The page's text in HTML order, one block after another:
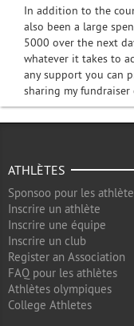
In addition to the
also been a large
5000 over the next
whatever it takes to
any support you can
sharing my
ATHLÈTES
Sponsoo pour les
Inscrire un athlète
Inscrire une équipe
Inscrire un club
Register an Association
FAQ pour les athlètes
Athlètes olympiques
College Athletes